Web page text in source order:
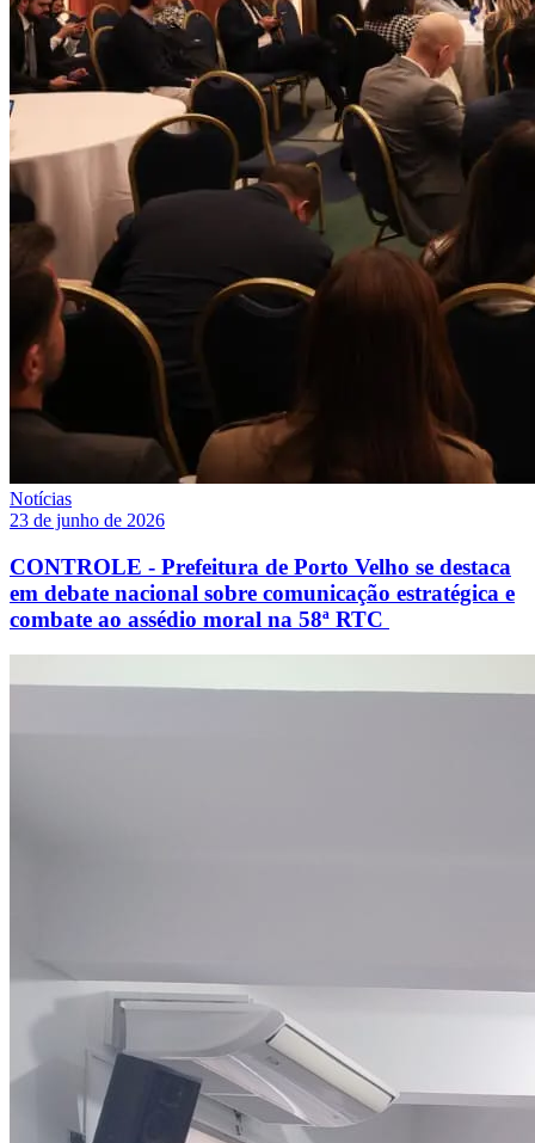
Notícias
23 de junho de 2026
CONTROLE - Prefeitura de Porto Velho se destaca
em debate nacional sobre comunicação estratégica e
combate ao assédio moral na 58ª RTC